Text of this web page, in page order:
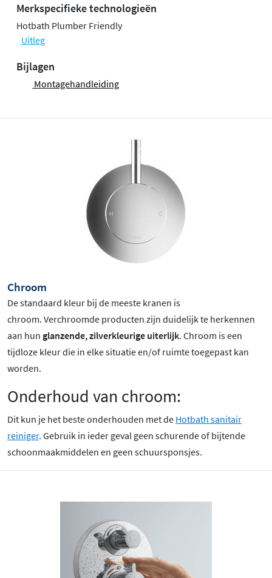
Merkspecifieke technologieën
Hotbath Plumber Friendly
Uitleg
Bijlagen
Montagehandleiding
Chroom
De standaard kleur bij de meeste kranen is
chroom. Verchroomde producten zijn duidelijk te herkennen
aan hun glanzende, zilverkleurige uiterlijk. Chroom is een
tijdloze kleur die in elke situatie en/of ruimte toegepast kan
worden.
Onderhoud van chroom:
Dit kun je het beste onderhouden met de Hotbath sanitair
reiniger. Gebruik in ieder geval geen schurende of bijtende
schoonmaakmiddelen en geen schuursponsjes.